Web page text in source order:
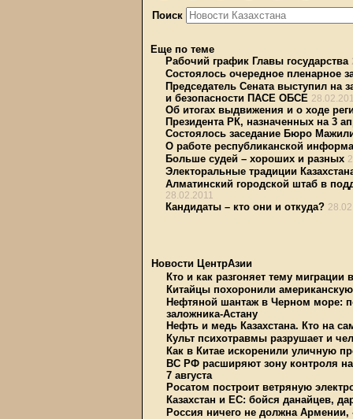
Поиск
Еще по теме
Рабочий график Главы государства
Состоялось очередное пленарное
Председатель Сената выступил на
и безопасности ПАСЕ ОБСЕ
Об итогах выдвижения и о ходе
Президента РК, назначенных на 3
Состоялось заседание Бюро
О работе республиканской
Больше судей – хороших и разных
Электоральные традиции
Алматинский городской штаб в
28.02.2011
Кандидаты – кто они и откуда?
Новости ЦентрАзии
Кто и как разгоняет тему миграции
Китайцы похоронили
Нефтяной шантаж в Черном море:
заложника-Астану
Нефть и медь Казахстана. Кто на
Культ психотравмы разрушает и
Как в Китае искоренили уличную
ВС РФ расширяют зону контроля на
7 августа
Росатом построит ветряную
Казахстан и ЕС: бойся данайцев,
Россия ничего не должна Армении,